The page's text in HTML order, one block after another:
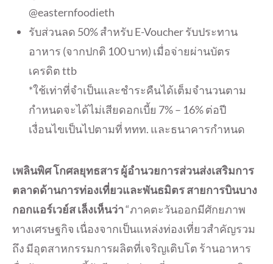
@easternfoodieth
รับส่วนลด 50% สำหรับ E-Voucher รับประทาน
อาหาร (จากปกติ 100 บาท) เมื่อจ่ายผ่านบัตร
เครดิต ttb
*ใช้เท่าที่จำเป็นและชำระคืนได้เต็มจำนวนตาม
กำหนดจะได้ไม่เสียดอกเบี้ย 7% – 16% ต่อปี
เงื่อนไขเป็นไปตามที่ ททท. และธนาคารกำหนด
เพลินพิศ โกศลยุทธสาร ผู้อำนวยการส่วนส่งเสริมการ
ตลาดด้านการท่องเที่ยวและพันธมิตร สายการบินบาง
กอกแอร์เวย์ส เล็งเห็นว่า“ภาคตะวันออกมีศักยภาพ
ทางเศรษฐกิจ เนื่องจากเป็นแหล่งท่องเที่ยวสำคัญรวม
ถึง มีอุตสาหกรรมการผลิตที่เจริญเติบโต ร้านอาหาร